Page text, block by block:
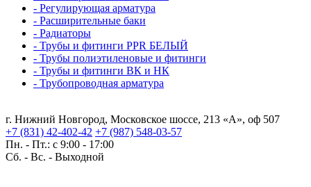
- Регулирующая арматура
- Расширительные баки
- Радиаторы
- Трубы и фитинги PPR БЕЛЫЙ
- Трубы полиэтиленовые и фитинги
- Трубы и фитинги ВК и НК
- Трубопроводная арматура
г. Нижний Новгород, Московское шоссе, 213 «А», оф 507
+7 (831) 42-402-42 +7 (987) 548-03-57
Пн. - Пт.: с 9:00 - 17:00
Сб. - Вс. - Выходной